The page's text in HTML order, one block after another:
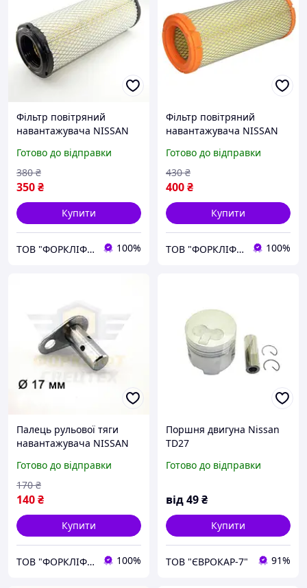
Фільтр повітряний
навантажувача NISSAN
16546-FJ100, 16546-FJ170,
16546FJ100, 16546FJ170
Готово до відправки
350₴
380 ₴
Купити
ТОВ "ФОРКЛІФТ-СПЕЦТЕХ" 100%
Фільтр повітряний
навантажувача NISSAN
16546FK300, 16546FK370,
16546-FK300, 16546-FK370
Готово до відправки
400₴
430 ₴
Купити
ТОВ "ФОРКЛІФТ-СПЕЦТЕХ" 100%
Палець рульової тяги
навантажувача NISSAN
№ 48513-FJ10A, 48513-
FJ10B
Готово до відправки
140₴
170 ₴
Купити
ТОВ "ФОРКЛІФТ-СПЕЦТЕХ" 100%
Поршня двигуна Nissan
TD27
Готово до відправки
від49₴
Купити
ТОВ "ЄВРОКАР-7" 91%